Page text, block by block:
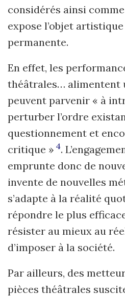
considérés ainsi
expose l’objet
permanente.
En effet, les
théâtrales… alimentent
peuvent parvenir « à
perturber l’ordre
questionnement et
critique » 4.
emprunte donc de
invente de nouvelles
s’adapte à la réalité
répondre le plus
résister au mieux au
d’imposer à la société.
Par ailleurs, des
pièces théâtrales